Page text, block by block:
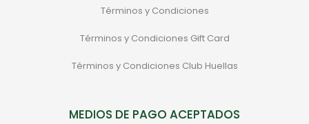
Términos y Condiciones
Términos y Condiciones Gift Card
Términos y Condiciones Club Huellas
MEDIOS DE PAGO ACEPTADOS